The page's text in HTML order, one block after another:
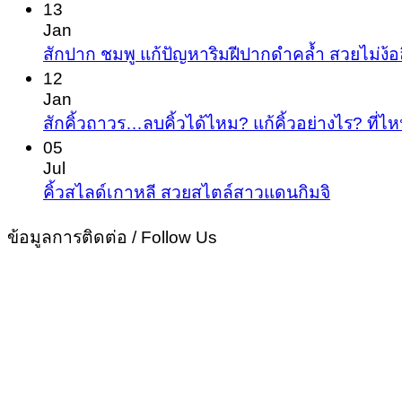
ให้
ขั้น
สัก
ว
13
Jan
สักปาก ชมพู แก้ปัญหาริมฝีปากดำคล้ำ สวยไม่ง้
12
Jan
สักคิ้วถาวร…ลบคิ้วได้ไหม? แก้คิ้วอย่างไร? ที่ไ
05
Jul
คิ้วสไลด์เกาหลี สวยสไตล์สาวแดนกิมจิ
ข้อมูลการติดต่อ / Follow Us